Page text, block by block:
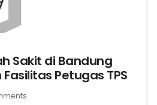
Sakit di Bandung
Petugas TPS